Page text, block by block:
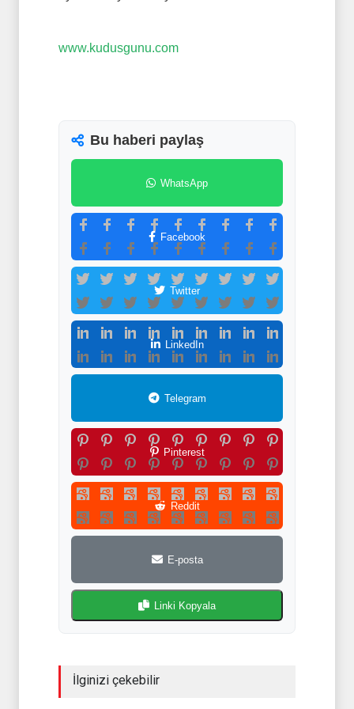
www.kudusgunu.com
Bu haberi paylaş
WhatsApp
Facebook
Twitter
LinkedIn
Telegram
Pinterest
Reddit
E-posta
Linki Kopyala
İlginizi çekebilir